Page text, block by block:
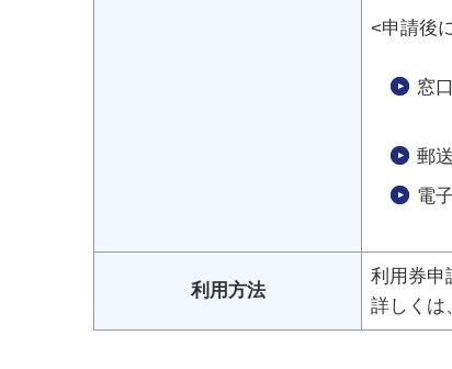
<申請後
窓
<
郵
電
利用方法
利用券申
詳しくは